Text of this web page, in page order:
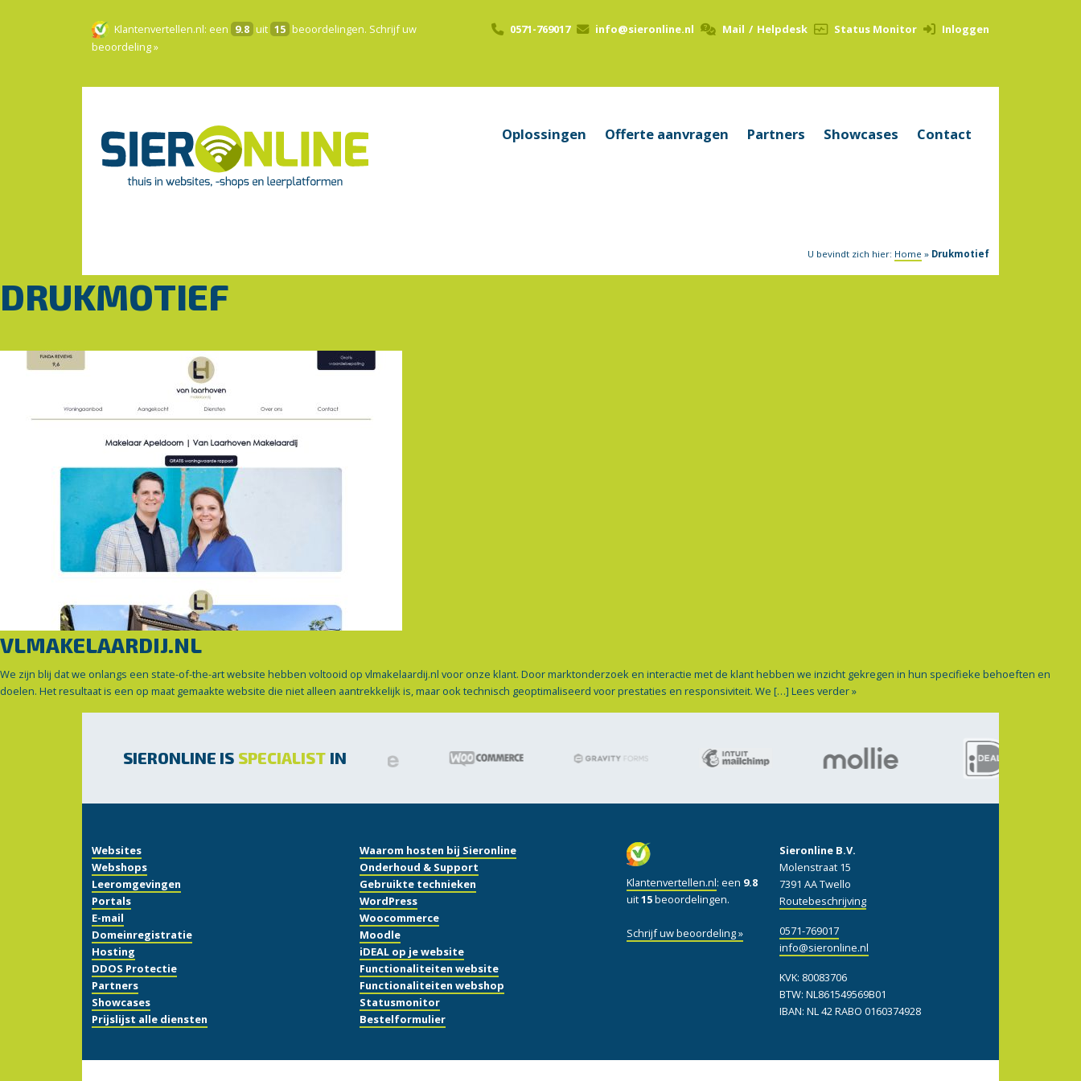
Klantenvertellen.nl: een 9.8 uit 15 beoordelingen. Schrijf uw
beoordeling »
0571-769017 info@sieronline.nl Mail / Helpdesk Status Monitor Inloggen
Oplossingen Offerte aanvragen Partners Showcases Contact
U bevindt zich hier: Home » Drukmotief
DRUKMOTIEF
VLMAKELAARDIJ.NL
We zijn blij dat we onlangs een state-of-the-art website hebben voltooid op vlmakelaardij.nl voor onze klant. Door marktonderzoek en interactie met de klant hebben we inzicht gekregen in hun specifieke behoeften en
doelen. Het resultaat is een op maat gemaakte website die niet alleen aantrekkelijk is, maar ook technisch geoptimaliseerd voor prestaties en responsiviteit. We […] Lees verder »
SIERONLINE IS SPECIALIST IN
Websites
Webshops
Leeromgevingen
Portals
E-mail
Domeinregistratie
Hosting
DDOS Protectie
Partners
Showcases
Prijslijst alle diensten
Waarom hosten bij Sieronline
Onderhoud & Support
Gebruikte technieken
WordPress
Woocommerce
Moodle
iDEAL op je website
Functionaliteiten website
Functionaliteiten webshop
Statusmonitor
Bestelformulier
Klantenvertellen.nl: een 9.8
uit15beoordelingen.
Schrijf uw beoordeling »
Sieronline B.V.
Molenstraat 15
7391 AA Twello
Routebeschrijving
0571-769017
info@sieronline.nl
KVK: 80083706
BTW: NL861549569B01
IBAN: NL 42 RABO 0160374928